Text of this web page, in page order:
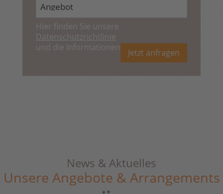
Hier finden Sie unsere
Datenschutzrichtlinie
und die Informationen zum
Widerruf
Jetzt anfragen
News & Aktuelles
Unsere Angebote & Arrangements